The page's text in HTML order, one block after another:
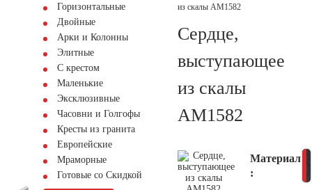
Горизонтальные
Двойные
Арки и Колонны
Элитные
С крестом
Маленькие
Эксклюзивные
Часовни и Голгофы
Кресты из гранита
Европейские
Мраморные
Готовые со Скидкой
из скалы AM1582
Сердце,
выступающее
из скалы
AM1582
Материал
: